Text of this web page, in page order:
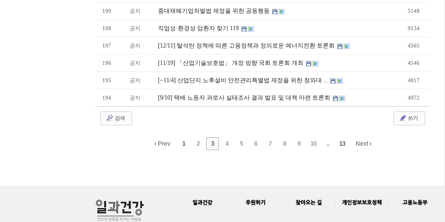
199 공지 중대재해기업처벌법 제정을 위한 공동행동 5148
198 공지 직업성·환경성 암환자 찾기 119 9134
197 공지 [12/11] 탈석탄 정책에 따른 고용정책과 정의로운 에너지전환 토론회 4565
196 공지 [11/19] 「산업기술보호법」 개정 방향 국회 토론회 개최 4546
195 공지 [~11/4] 산업단지 노후설비 안전관리특별법 제정을 위한 청와대 ... 4817
194 공지 [9/10] 택배 노동자 과로사 실태조사 결과 발표 및 대책 마련 토론회 4972
검색 쓰기
Prev 1 2 3 4 5 6 7 8 9 10 ... 13 Next